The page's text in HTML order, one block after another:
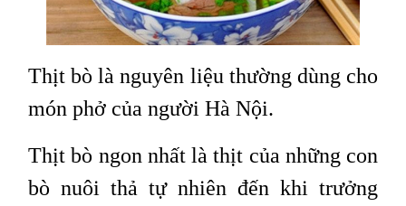
Thịt bò là nguyên liệu thường dùng cho
món phở của người Hà Nội.
Thịt bò ngon nhất là thịt của những con
bò nuôi thả tự nhiên đến khi trưởng